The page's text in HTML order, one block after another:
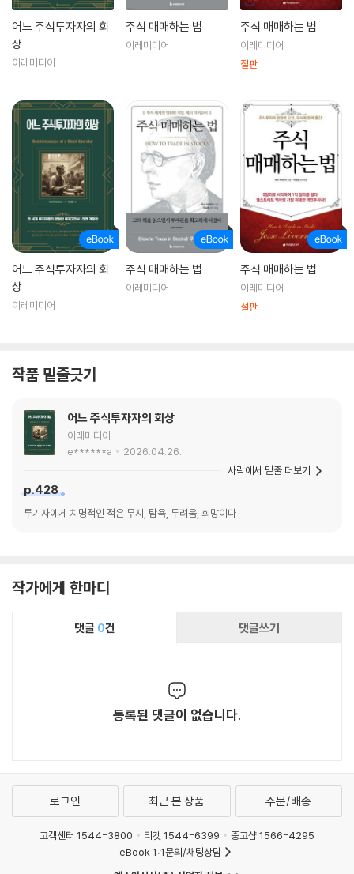
어느 주식투자자의 회
상
이레미디어
주식 매매하는 법
이레미디어
주식 매매하는 법
이레미디어
절판
어느 주식투자자의 회
상
이레미디어
주식 매매하는 법
이레미디어
주식 매매하는 법
이레미디어
절판
작품 밑줄긋기
어느 주식투자자의 회상
이레미디어
e******a
2026.04.26.
p.428
투기자에게 치명적인 적은 무지, 탐욕, 두려움, 희망이다
사락에서 밑줄 더보기
작가에게 한마디
댓글 0건 댓글쓰기
등록된 댓글이 없습니다.
로그인 최근 본 상품 주문/배송
고객센터 1544-3800 티켓 1544-6399
중고샵 1566-4295
eBook 1:1문의/채팅상담